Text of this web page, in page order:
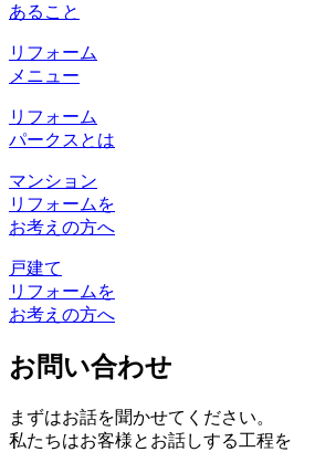
あること
リフォーム
メニュー
リフォーム
パークスとは
マンション
リフォームを
お考えの方へ
戸建て
リフォームを
お考えの方へ
お問い合わせ
まずはお話を聞かせてください。
私たちはお客様とお話しする工程を